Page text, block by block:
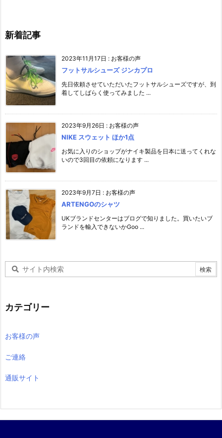
新着記事
2023年11月17日 : お客様の声
フットサルシューズ ジンカプロ
先日依頼させていただいたフットサルシューズですが、到
着してしばらく使ってみました ...
2023年9月26日 : お客様の声
NIKE スウェット ほか1点
お気に入りのショップがナイキ製品を日本に送ってくれな
いので3回目の依頼になります ...
2023年9月7日 : お客様の声
ARTENGOのシャツ
UKブランドセンターはブログで知りました。買いたいブ
ランドを輸入できないかGoo ...
カテゴリー
お客様の声
ご連絡
通販サイト